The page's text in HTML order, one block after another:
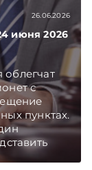
шанс
и
—
26.06.2026
июня 2026
с
пунктах.